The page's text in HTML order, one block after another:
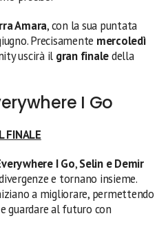
Amara, con la sua puntata
Precisamente mercoledì
uscirà il gran finaledella
I Go
FINALE
I Go,Selin e Demir
e tornano insieme.
a migliorare, permettendo
guardare al futuro con